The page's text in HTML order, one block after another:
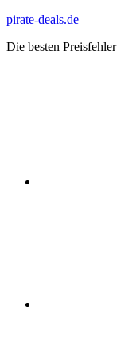
Zum
springen
pirate-deals.de
Die besten